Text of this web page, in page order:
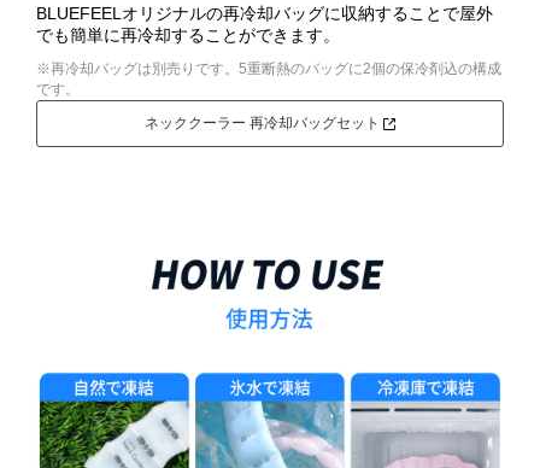
BLUEFEELオリジナルの再冷却バッグに収納することで屋外
でも簡単に再冷却することができます。
※再冷却バッグは別売りです。5重断熱のバッグに2個の保冷剤込の構成
です。
ネッククーラー 再冷却バッグセット